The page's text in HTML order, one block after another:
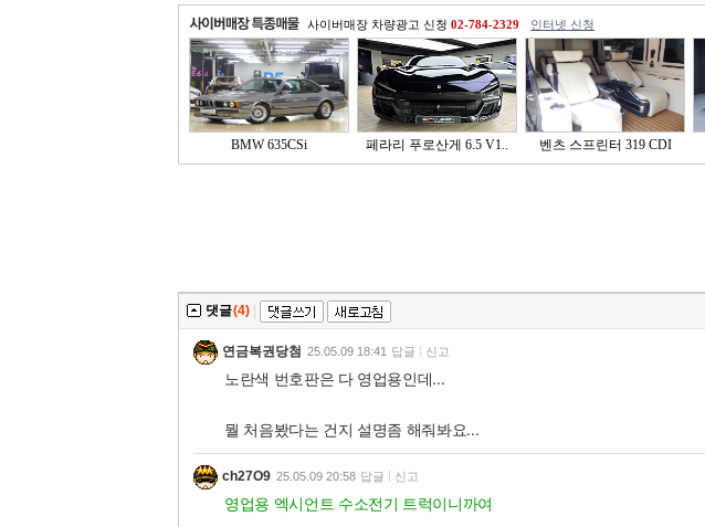
사이버매장 차량광고 신청 02-784-2329 인터넷 신청
BMW 635CSi 페라리 푸로산게 6.5 V1.. 벤츠 스프린터 319 CDI
댓글(4)
연금복권당첨 25.05.09 18:41 답글 신고
노란색 번호판은 다 영업용인데...
뭘 처음봤다는 건지 설명좀 해줘봐요...
ch27O9 25.05.09 20:58 답글 신고
영업용 엑시언트 수소전기 트럭이니까여